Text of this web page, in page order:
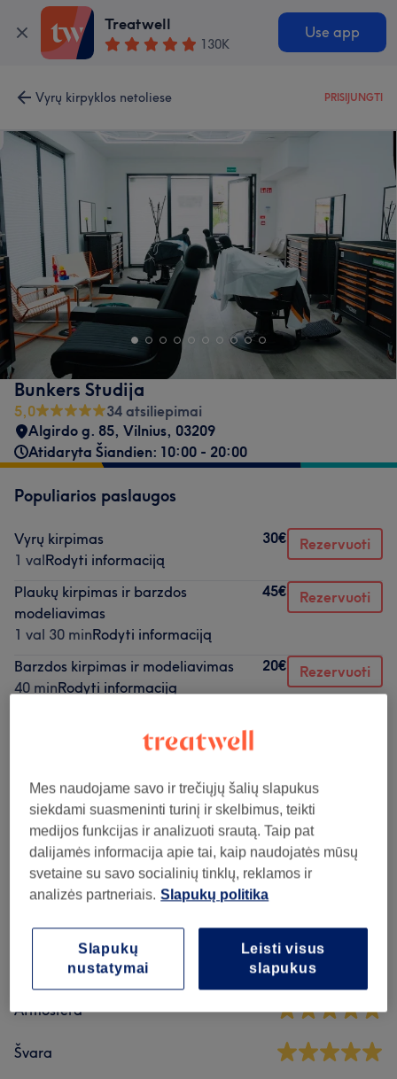
Treatwell
130K
Use app
Vyrų kirpyklos netoliese PRISIJUNGTI
Bunkers Studija
5,0
34 atsiliepimai
Algirdo g. 85, Vilnius, 03209
Atidaryta Šiandien: 10:00 - 20:00
Populiarios paslaugos
Vyrų kirpimas
1 valRodyti informaciją
30€ Rezervuoti
Plaukų kirpimas ir barzdos
modeliavimas
1 val 30 minRodyti informaciją
45€ Rezervuoti
Barzdos kirpimas ir modeliavimas
40 minRodyti informaciją
20€ Rezervuoti
Teikiamos paslaugos
Kirpimas (3 nuo 20€
Atsiliepimai apie saloną
5,0 34 atsiliepimai
Atmosfera
Švara
Mes naudojame savo ir trečiųjų šalių slapukus
siekdami suasmeninti turinį ir skelbimus, teikti
medijos funkcijas ir analizuoti srautą. Taip pat
dalijamės informacija apie tai, kaip naudojatės mūsų
svetaine su savo socialinių tinklų, reklamos ir
analizės partneriais. Slapukų politika
Leisti visus
slapukus
Slapukų
nustatymai